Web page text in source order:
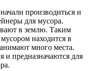
производиться и
для мусора.
в землю. Таким
находится в
много места.
предназначаются для